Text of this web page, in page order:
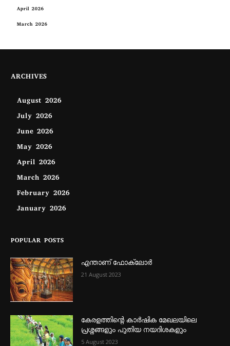
April 2026
March 2026
ARCHIVES
August 2026
July 2026
June 2026
May 2026
April 2026
March 2026
February 2026
January 2026
POPULAR POSTS
എന്താണ്‌ ഫോക്‌ലോർ
21 August 2023
കേരളത്തിന്റെ കാർഷിക മേഖലയിലെ
പ്രശ്നങ്ങളും പുതിയ നയദിശകളും
5 August 2023